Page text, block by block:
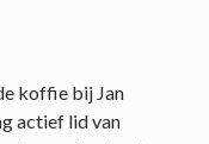
koffie bij Jan
actief lid van